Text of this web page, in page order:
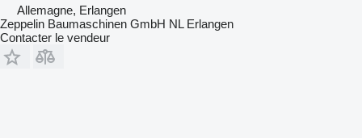
Allemagne, Erlangen
Zeppelin Baumaschinen GmbH NL Erlangen
Contacter le vendeur